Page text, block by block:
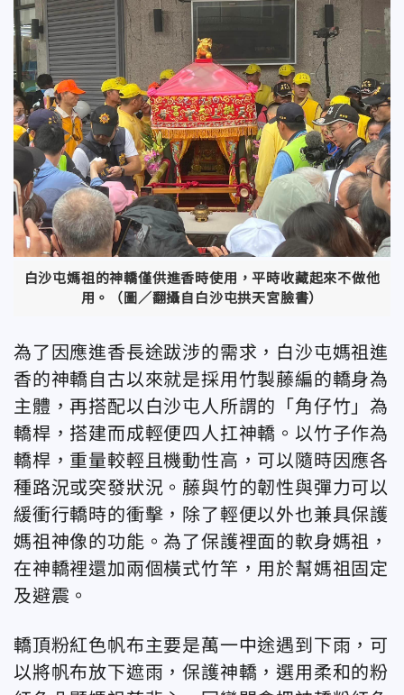
白沙屯媽祖的神轎僅供進香時使用，平時收藏起來不做他
用。（圖／翻攝自白沙屯拱天宮臉書）
為了因應進香長途跋涉的需求，白沙屯媽祖進
香的神轎自古以來就是採用竹製藤編的轎身為
主體，再搭配以白沙屯人所謂的「角仔竹」為
轎桿，搭建而成輕便四人扛神轎。以竹子作為
轎桿，重量較輕且機動性高，可以隨時因應各
種路況或突發狀況。藤與竹的韌性與彈力可以
緩衝行轎時的衝擊，除了輕便以外也兼具保護
媽祖神像的功能。為了保護裡面的軟身媽祖，
在神轎裡還加兩個橫式竹竿，用於幫媽祖固定
及避震。
轎頂粉紅色帆布主要是萬一中途遇到下雨，可
以將帆布放下遮雨，保護神轎，選用柔和的粉